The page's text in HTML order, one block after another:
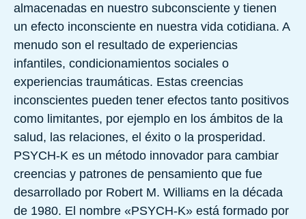
almacenadas en nuestro subconsciente y tienen
un efecto inconsciente en nuestra vida cotidiana. A
menudo son el resultado de experiencias
infantiles, condicionamientos sociales o
experiencias traumáticas. Estas creencias
inconscientes pueden tener efectos tanto positivos
como limitantes, por ejemplo en los ámbitos de la
salud, las relaciones, el éxito o la prosperidad.
PSYCH-K es un método innovador para cambiar
creencias y patrones de pensamiento que fue
desarrollado por Robert M. Williams en la década
de 1980. El nombre «PSYCH-K» está formado por